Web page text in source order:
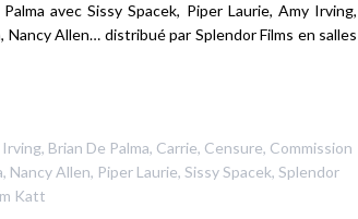
avec Sissy Spacek, Piper Laurie, Amy Irving,
Nancy Allen… distribué par Splendor Films en salles
, Brian De Palma, Carrie, Censure, Commission
, Nancy Allen, Piper Laurie, Sissy Spacek, Splendor
Katt